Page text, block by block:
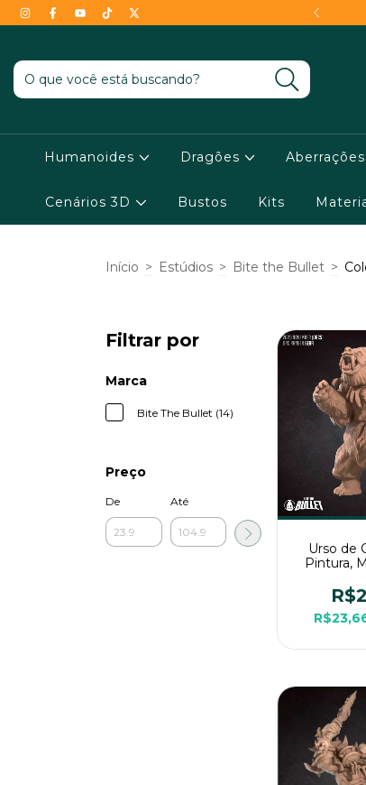
as condições !
Humanoides Dragões Aberrações
Cenários 3D Bustos Kits
Início > Estúdios > Bite the Bullet >
Filtrar por
Marca
Bite The Bullet (14)
Preço
De Até
Urso de
Pintura,